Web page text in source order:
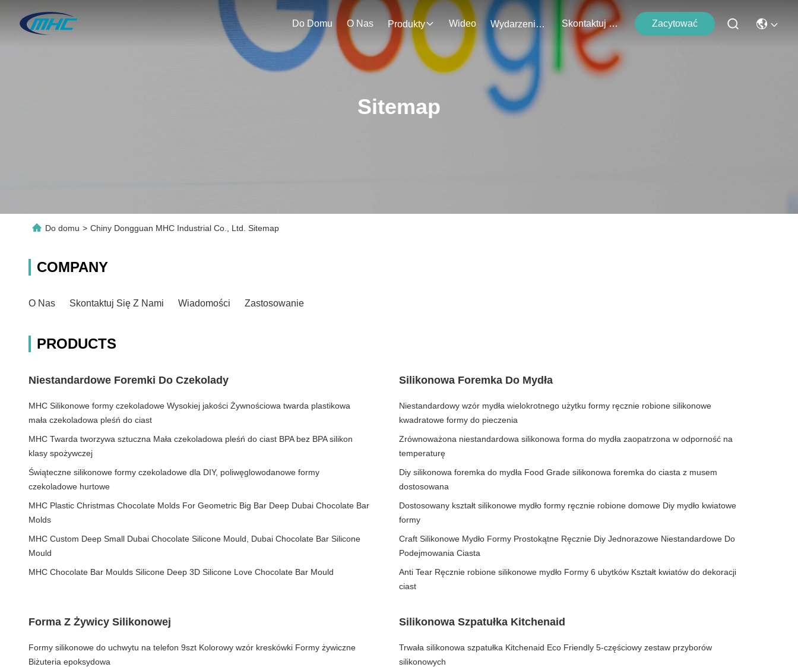
Do Domu O Nas Produkty Wideo Wydarzenia Skontaktuj Się Z Nami Zacytować
Sitemap
Do domu > Chiny Dongguan MHC Industrial Co., Ltd. Sitemap
COMPANY
O Nas Skontaktuj Się Z Nami Wiadomości Zastosowanie
PRODUCTS
Niestandardowe Foremki Do Czekolady
MHC Silikonowe formy czekoladowe Wysokiej jakości Żywnościowa twarda plastikowa
mała czekoladowa pleśń do ciast
MHC Twarda tworzywa sztuczna Mała czekoladowa pleśń do ciast BPA bez BPA silikon
klasy spożywczej
Świąteczne silikonowe formy czekoladowe dla DIY, poliwęglowodanowe formy
czekoladowe hurtowe
MHC Plastic Christmas Chocolate Molds For Geometric Big Bar Deep Dubai Chocolate Bar
Molds
MHC Custom Deep Small Dubai Chocolate Silicone Mould, Dubai Chocolate Bar Silicone
Mould
MHC Chocolate Bar Moulds Silicone Deep 3D Silicone Love Chocolate Bar Mould
Silikonowa Foremka Do Mydła
Niestandardowy wzór mydła wielokrotnego użytku formy ręcznie robione silikonowe
kwadratowe formy do pieczenia
Zrównoważona niestandardowa silikonowa forma do mydła zaopatrzona w odporność na
temperaturę
Diy silikonowa foremka do mydła Food Grade silikonowa foremka do ciasta z musem
dostosowana
Dostosowany kształt silikonowe mydło formy ręcznie robione domowe Diy mydło kwiatowe
formy
Craft Silikonowe Mydło Formy Prostokątne Ręcznie Diy Jednorazowe Niestandardowe Do
Podejmowania Ciasta
Anti Tear Ręcznie robione silikonowe mydło Formy 6 ubytków Kształt kwiatów do dekoracji
ciast
Forma Z Żywicy Silikonowej
Formy silikonowe do uchwytu na telefon 9szt Kolorowy wzór kreskówki Formy żywiczne
Biżuteria epoksydowa
Silikonowa Szpatułka Kitchenaid
Trwała silikonowa szpatułka Kitchenaid Eco Friendly 5-częściowy zestaw przyborów
silikonowych